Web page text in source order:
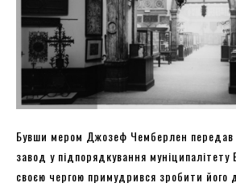
Бувши мером Джозеф Чемберлен передав
завод у підпорядкування муніципалітету
своєю чергою примудрився зробити його